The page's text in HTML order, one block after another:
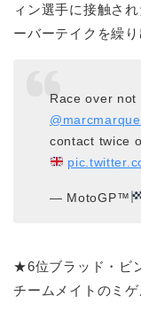
ィン選手に接触さ
ーバーテイクを繰
Race over
contact twice
— MotoGP™
★6位ブラッド・ビ
チームメイトのミ